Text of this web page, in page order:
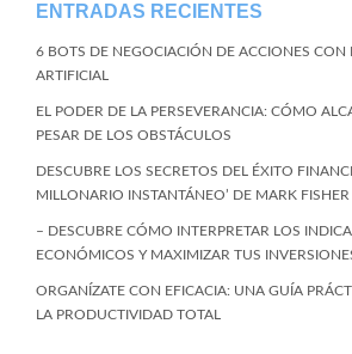
ENTRADAS RECIENTES
6 BOTS DE NEGOCIACIÓN DE ACCIONES CON
ARTIFICIAL
EL PODER DE LA PERSEVERANCIA: CÓMO
PESAR DE LOS OBSTÁCULOS
DESCUBRE LOS SECRETOS DEL ÉXITO
MILLONARIO INSTANTÁNEO’ DE MARK FISHER
– DESCUBRE CÓMO INTERPRETAR LOS
ECONÓMICOS Y MAXIMIZAR TUS
ORGANÍZATE CON EFICACIA: UNA GUÍA
LA PRODUCTIVIDAD TOTAL